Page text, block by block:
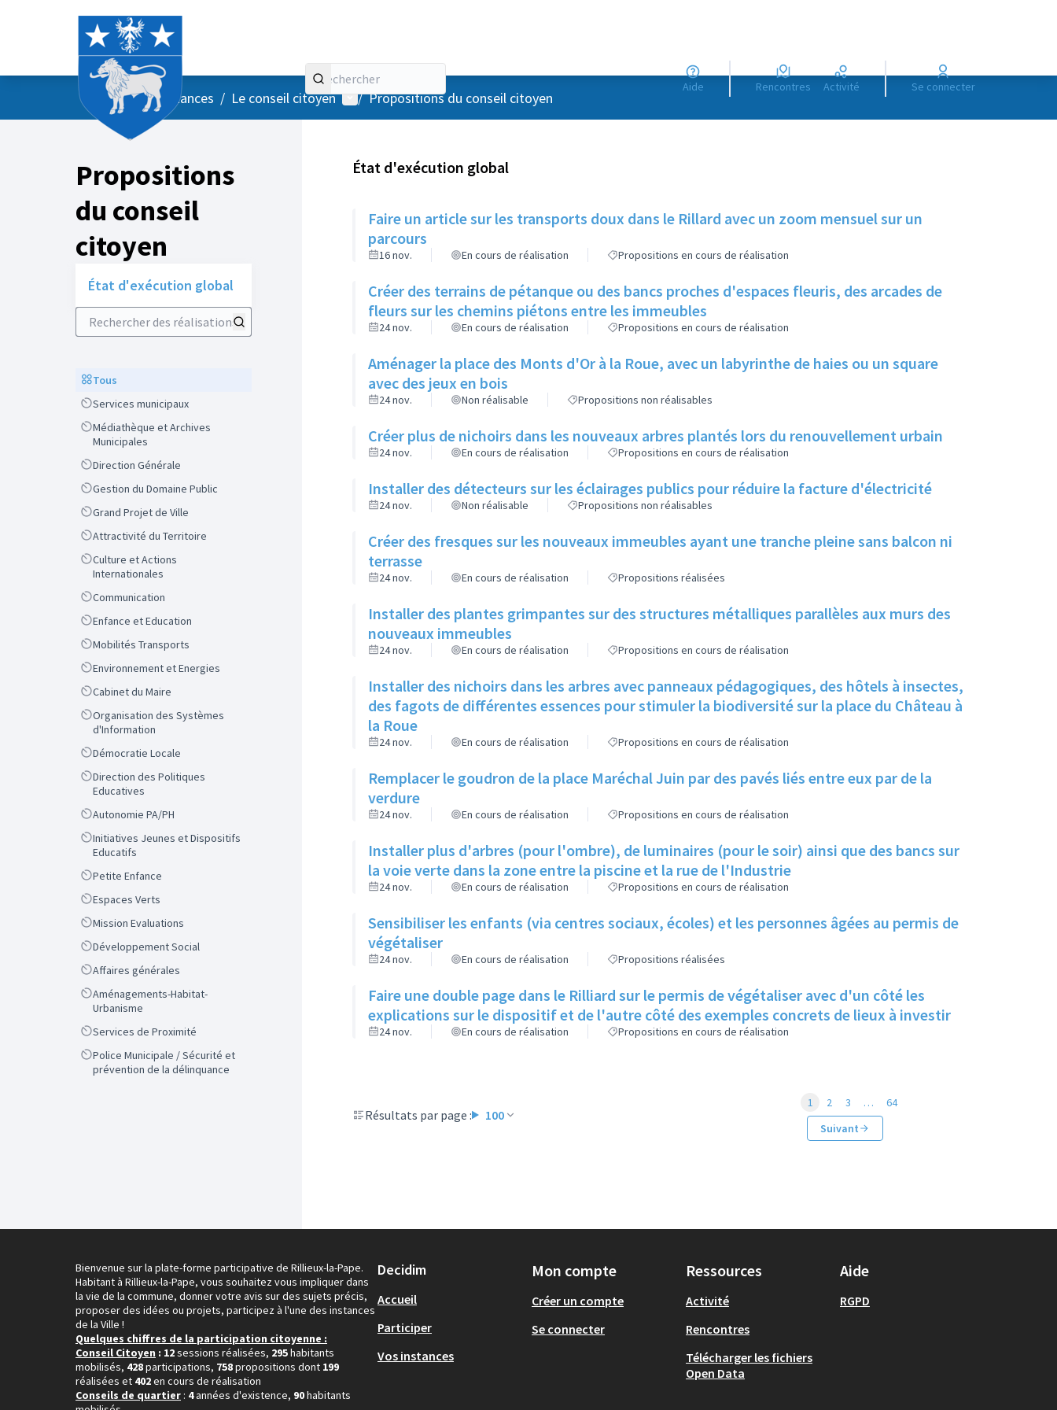
Aide Rencontres Activité Se connecter
AccueilMenu principal
/ Vos instances / Le conseil citoyen Menu utilisateur
/ Propositions du conseil citoyen
Propositions
du conseil
citoyen
État d'exécution global
Rechercher des réalisations
ScopeTous
ScopeServices municipaux
Scope
Médiathèque et Archives
Municipales
ScopeDirection Générale
ScopeGestion du Domaine Public
ScopeGrand Projet de Ville
ScopeAttractivité du Territoire
Scope
Culture et Actions
Internationales
ScopeCommunication
ScopeEnfance et Education
ScopeMobilités Transports
ScopeEnvironnement et Energies
ScopeCabinet du Maire
Scope
Organisation des Systèmes
d'Information
ScopeDémocratie Locale
Scope
Direction des Politiques
Educatives
ScopeAutonomie PA/PH
Scope
Initiatives Jeunes et Dispositifs
Educatifs
ScopePetite Enfance
ScopeEspaces Verts
ScopeMission Evaluations
ScopeDéveloppement Social
ScopeAffaires générales
Scope
Aménagements-Habitat-
Urbanisme
ScopeServices de Proximité
Scope
Police Municipale / Sécurité et
prévention de la délinquance
État d'exécution global
Faire un article sur les transports doux dans le Rillard avec un zoom mensuel sur un
parcours
16 nov. En cours de réalisation Propositions en cours de réalisation
Créer des terrains de pétanque ou des bancs proches d'espaces fleuris, des arcades de
fleurs sur les chemins piétons entre les immeubles
24 nov. En cours de réalisation Propositions en cours de réalisation
Aménager la place des Monts d'Or à la Roue, avec un labyrinthe de haies ou un square
avec des jeux en bois
24 nov. Non réalisable Propositions non réalisables
Créer plus de nichoirs dans les nouveaux arbres plantés lors du renouvellement urbain
24 nov. En cours de réalisation Propositions en cours de réalisation
Installer des détecteurs sur les éclairages publics pour réduire la facture d'électricité
24 nov. Non réalisable Propositions non réalisables
Créer des fresques sur les nouveaux immeubles ayant une tranche pleine sans balcon ni
terrasse
24 nov. En cours de réalisation Propositions réalisées
Installer des plantes grimpantes sur des structures métalliques parallèles aux murs des
nouveaux immeubles
24 nov. En cours de réalisation Propositions en cours de réalisation
Installer des nichoirs dans les arbres avec panneaux pédagogiques, des hôtels à insectes,
des fagots de différentes essences pour stimuler la biodiversité sur la place du Château à
la Roue
24 nov. En cours de réalisation Propositions en cours de réalisation
Remplacer le goudron de la place Maréchal Juin par des pavés liés entre eux par de la
verdure
24 nov. En cours de réalisation Propositions en cours de réalisation
Installer plus d'arbres (pour l'ombre), de luminaires (pour le soir) ainsi que des bancs sur
la voie verte dans la zone entre la piscine et la rue de l'Industrie
24 nov. En cours de réalisation Propositions en cours de réalisation
Sensibiliser les enfants (via centres sociaux, écoles) et les personnes âgées au permis de
végétaliser
24 nov. En cours de réalisation Propositions réalisées
Faire une double page dans le Rilliard sur le permis de végétaliser avec d'un côté les
explications sur le dispositif et de l'autre côté des exemples concrets de lieux à investir
24 nov. En cours de réalisation Propositions en cours de réalisation
Résultats par page : 100
1 2 3 …
64
Suivant
Bienvenue sur la plate-forme participative de Rillieux-la-Pape.
Habitant à Rillieux-la-Pape, vous souhaitez vous impliquer dans
la vie de la commune, donner votre avis sur des sujets précis,
proposer des idées ou projets, participez à l'une des instances
de la Ville !
Quelques chiffres de la participation citoyenne :
Conseil Citoyen : 12sessions réalisées, 295habitants
mobilisés, 428participations, 758propositions dont 199
réalisées et 402en cours de réalisation
Conseils de quartier : 4années d'existence, 90habitants
Decidim
Accueil
Participer
Vos instances
Mon compte
Créer un compte
Se connecter
Ressources
Activité
Rencontres
Télécharger les fichiers
Open Data
Aide
RGPD